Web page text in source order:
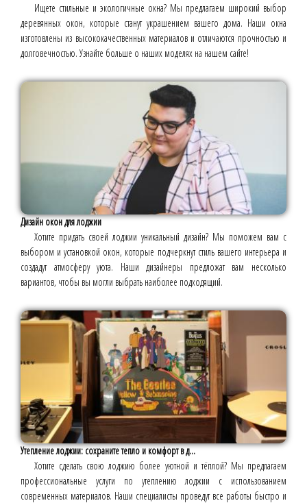
Ищете стильные и экологичные окна? Мы предлагаем широкий выбор
деревянных окон, которые станут украшением вашего дома. Наши окна
изготовлены из высококачественных материалов и отличаются прочностью и
долговечностью. Узнайте больше о наших моделях на нашем сайте!
Дизайн окон для лоджии
Хотите придать своей лоджии уникальный дизайн? Мы поможем вам с
выбором и установкой окон, которые подчеркнут стиль вашего интерьера и
создадут атмосферу уюта. Наши дизайнеры предложат вам несколько
вариантов, чтобы вы могли выбрать наиболее подходящий.
Утепление лоджии: сохраните тепло и комфорт в д...
Хотите сделать свою лоджию более уютной и тёплой? Мы предлагаем
профессиональные услуги по утеплению лоджии с использованием
современных материалов. Наши специалисты проведут все работы быстро и